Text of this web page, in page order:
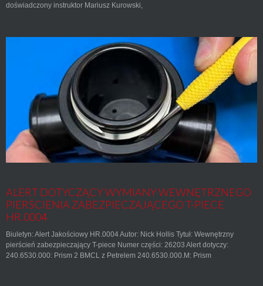
doświadczony instruktor Mariusz Kurowski,
ALERT DOTYCZĄCY WYMIANY WEWNĘTRZNEGO
PIERŚCIENIA ZABEZPIECZAJĄCEGO T-PIECE
HR.0004
Biuletyn: Alert Jakościowy HR.0004 Autor: Nick Hollis Tytuł: Wewnętrzny
pierścień zabezpieczający T-piece Numer części: 26203 Alert dotyczy:
240.6530.000: Prism 2 BMCL z Petrelem 240.6530.000.M: Prism